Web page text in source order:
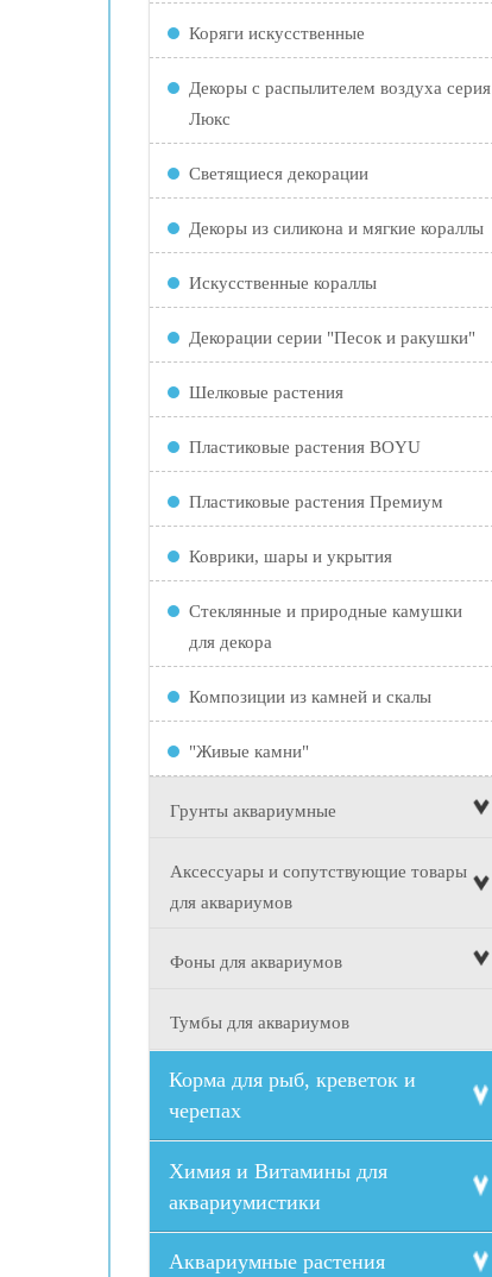
Коряги искусственные
Декоры с распылителем воздуха серия
Люкс
Светящиеся декорации
Декоры из силикона и мягкие кораллы
Искусственные кораллы
Декорации серии "Песок и ракушки"
Шелковые растения
Пластиковые растения BOYU
Пластиковые растения Премиум
Коврики, шары и укрытия
Стеклянные и природные камушки
для декора
Композиции из камней и скалы
"Живые камни"
Грунты аквариумные
Аксессуары и сопутствующие товары
для аквариумов
Фоны для аквариумов
Тумбы для аквариумов
Корма для рыб, креветок и
черепах
Химия и Витамины для
аквариумистики
Аквариумные растения